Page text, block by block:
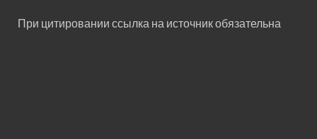
При цитировании ссылка на источник обязательна